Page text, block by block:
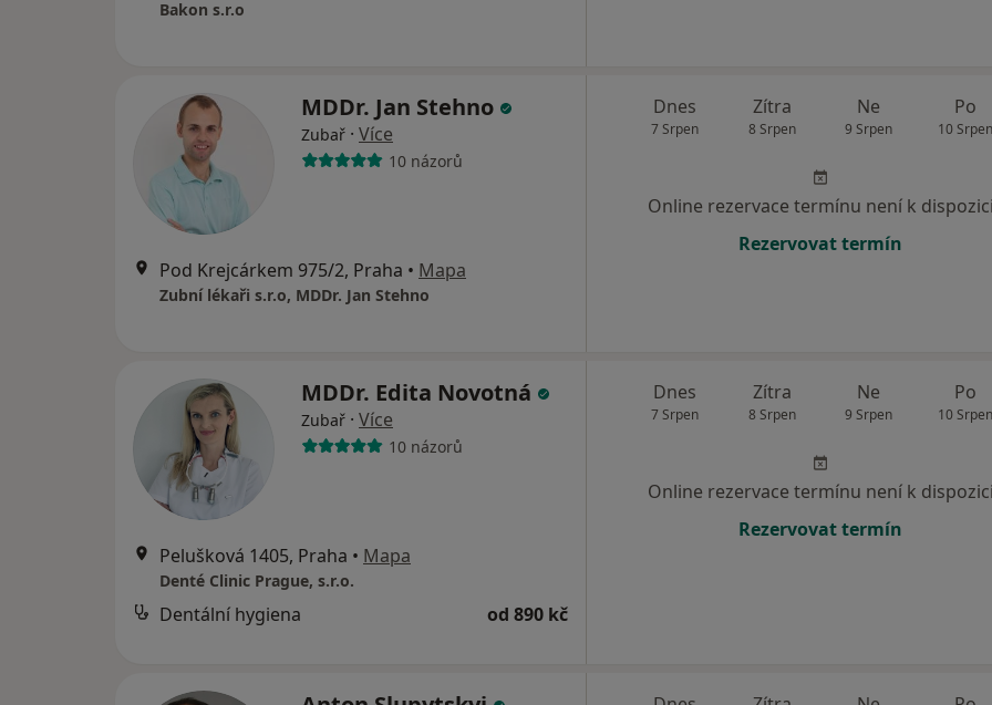
Bakon s.r.o
MDDr. Jan Stehno
Zubař · Více
10 názorů
Pod Krejcárkem 975/2, Praha • Mapa
Zubní lékaři s.r.o, MDDr. Jan Stehno
Dnes
7 Srpen
Zítra
8 Srpen
Ne
9 Srpen
Po
10 Srpen
Online rezervace termínu není k dispozici
Rezervovat termín
MDDr. Edita Novotná
Zubař · Více
10 názorů
Pelušková 1405, Praha • Mapa
Denté Clinic Prague, s.r.o.
Dentální hygiena od 890 kč
Dnes
7 Srpen
Zítra
8 Srpen
Ne
9 Srpen
Po
10 Srpen
Online rezervace termínu není k dispozici
Rezervovat termín